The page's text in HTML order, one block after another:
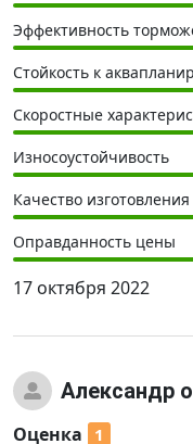
Эффективность
Стойкость к
Скоростные
Износоустойчивость
Качество изготовления
Оправданность цены
17 октября 2022
Александр
Оценка 1